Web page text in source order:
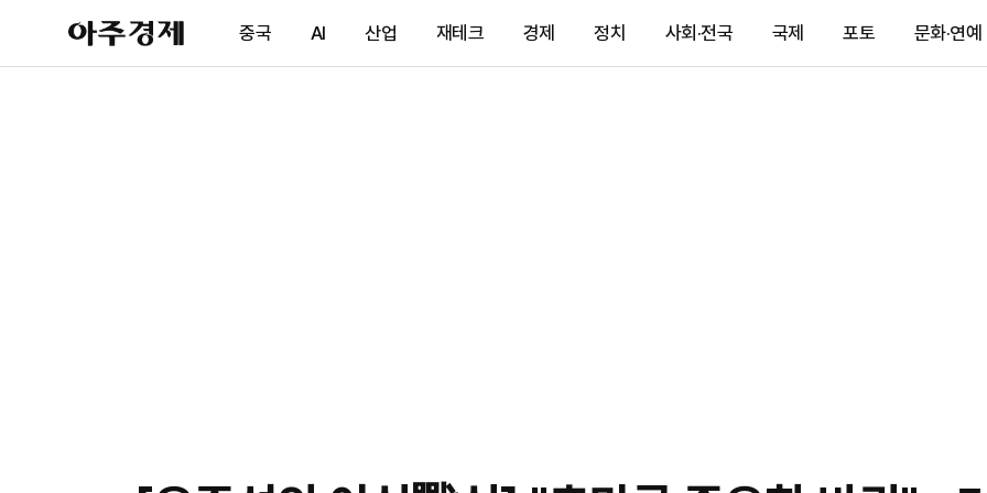
아
주
제
중국 AI 산업 재테크 경제 정치 사회·전국 국제 포토 문화·연예